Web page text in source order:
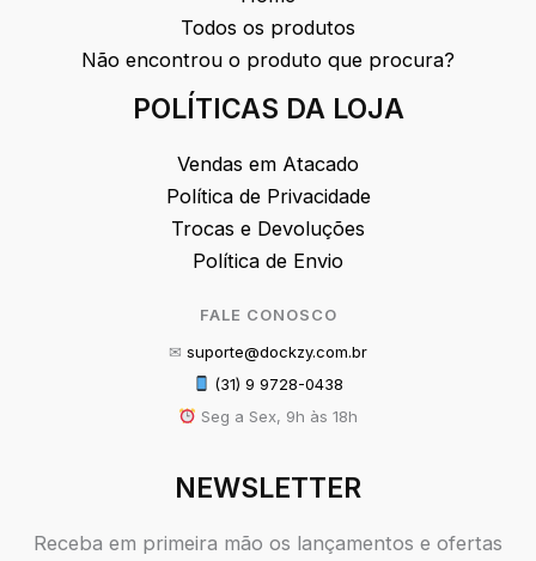
Todos os produtos
Não encontrou o produto que procura?
POLÍTICAS DA LOJA
Vendas em Atacado
Política de Privacidade
Trocas e Devoluções
Política de Envio
FALE CONOSCO
✉ suporte@dockzy.com.br
(31) 9 9728-0438
Seg a Sex, 9h às 18h
NEWSLETTER
Receba em primeira mão os lançamentos e ofertas